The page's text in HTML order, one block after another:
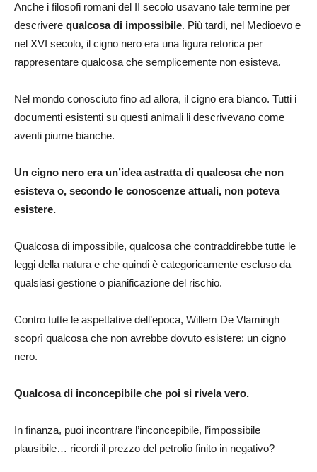
Anche i filosofi romani del II secolo usavano tale termine per
descrivere qualcosa di impossibile. Più tardi, nel Medioevo e
nel XVI secolo, il cigno nero era una figura retorica per
rappresentare qualcosa che semplicemente non esisteva.
Nel mondo conosciuto fino ad allora, il cigno era bianco. Tutti i
documenti esistenti su questi animali li descrivevano come
aventi piume bianche.
Un cigno nero era un’idea astratta di qualcosa che non
esisteva o, secondo le conoscenze attuali, non poteva
esistere.
Qualcosa di impossibile, qualcosa che contraddirebbe tutte le
leggi della natura e che quindi è categoricamente escluso da
qualsiasi gestione o pianificazione del rischio.
Contro tutte le aspettative dell’epoca, Willem De Vlamingh
scoprì qualcosa che non avrebbe dovuto esistere: un cigno
nero.
Qualcosa di inconcepibile che poi si rivela vero.
In finanza, puoi incontrare l’inconcepibile, l’impossibile
plausibile… ricordi il prezzo del petrolio finito in negativo?